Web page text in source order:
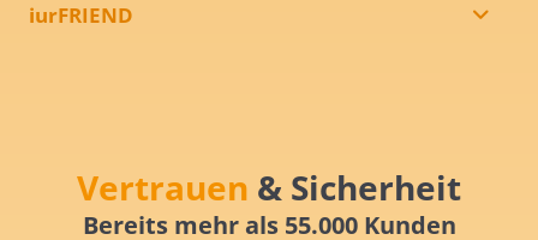
iurFRIEND
Vertrauen & Sicherheit
Bereits mehr als 55.000 Kunden